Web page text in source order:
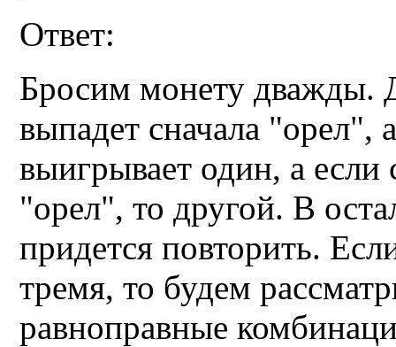
Ответ:
Бросим монету дважды.
выпадет сначала "орел",
выигрывает один, а
"орел", то другой. В
придется повторить.
тремя, то будем
равноправные